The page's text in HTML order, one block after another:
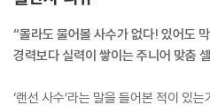
효과를 아는가? 단지 연차가 많다는 이
가 되고, 팀장이 되고, 대표가 되어 불
여럿 목격했다.
“몰라도 물어볼 사수가 없다! 있어도
경력보다 실력이 쌓이는 주니어 맞춤
‘랜선 사수’라는 말을 들어본 적이 있